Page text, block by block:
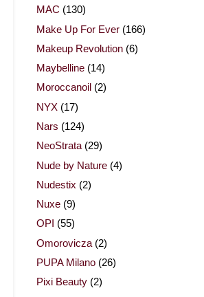
MAC (130)
Make Up For Ever (166)
Makeup Revolution (6)
Maybelline (14)
Moroccanoil (2)
NYX (17)
Nars (124)
NeoStrata (29)
Nude by Nature (4)
Nudestix (2)
Nuxe (9)
OPI (55)
Omorovicza (2)
PUPA Milano (26)
Pixi Beauty (2)